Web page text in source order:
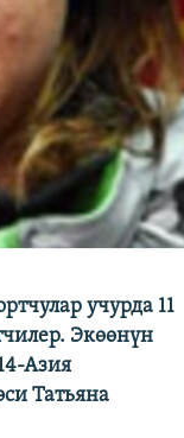
учурда 11
Экөөнүн
Азия
Татьяна